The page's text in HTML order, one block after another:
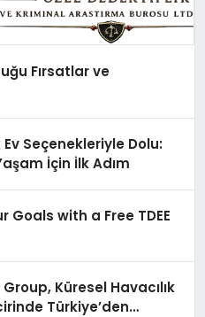
Fırsatlar ve
Ev Seçenekleriyle Dolu:
İçin İlk Adım
Goals with a Free TDEE
Küresel Havacılık
Türkiye’den